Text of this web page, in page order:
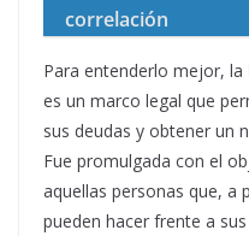
correlación
Para entenderlo mejor, la
es un marco legal que
sus deudas y obtener un
Fue promulgada con el
aquellas personas que, a
pueden hacer frente a